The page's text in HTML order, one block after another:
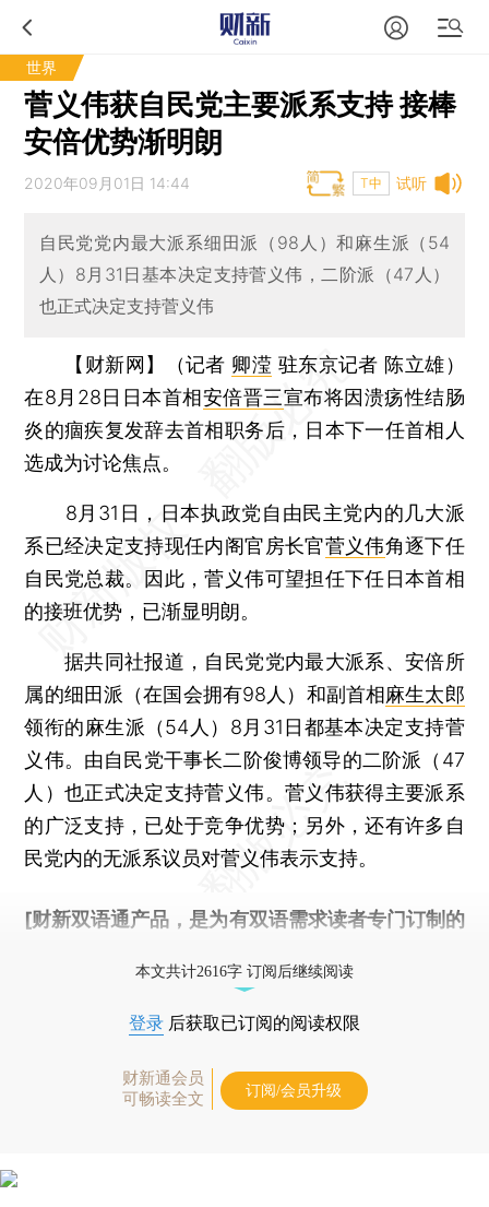
世界
菅义伟获自民党主要派系支持 接棒
安倍优势渐明朗
试听
2020年09月01日 14:44 T中
自民党党内最大派系细田派（98人）和麻生派（54
人）8月31日基本决定支持菅义伟，二阶派（47人）
也正式决定支持菅义伟
【财新网】（记者 卿滢 驻东京记者 陈立雄）
在8月28日日本首相安倍晋三宣布将因溃疡性结肠
炎的痼疾复发辞去首相职务后，日本下一任首相人
选成为讨论焦点。
8月31日，日本执政党自由民主党内的几大派
系已经决定支持现任内阁官房长官菅义伟角逐下任
自民党总裁。因此，菅义伟可望担任下任日本首相
的接班优势，已渐显明朗。
据共同社报道，自民党党内最大派系、安倍所
属的细田派（在国会拥有98人）和副首相麻生太郎
领衔的麻生派（54人）8月31日都基本决定支持菅
义伟。由自民党干事长二阶俊博领导的二阶派（47
人）也正式决定支持菅义伟。菅义伟获得主要派系
的广泛支持，已处于竞争优势；另外，还有许多自
民党内的无派系议员对菅义伟表示支持。
[财新双语通产品，是为有双语需求读者专门订制的
本文共计2616字 订阅后继续阅读
登录 后获取已订阅的阅读权限
财新通会员
可畅读全文
订阅/会员升级